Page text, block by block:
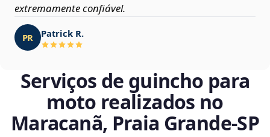
extremamente confiável.
PR Patrick R.
Serviços de guincho para
moto realizados no
Maracanã, Praia Grande‑SP